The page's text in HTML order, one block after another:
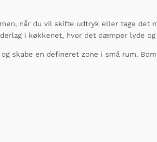
når du vil skifte udtryk eller tage det
i køkkenet, hvor det dæmper lyde
skabe en defineret zone i små rum.